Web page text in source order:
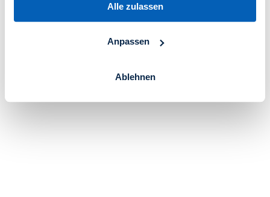
Alle zulassen
Anpassen
Ablehnen